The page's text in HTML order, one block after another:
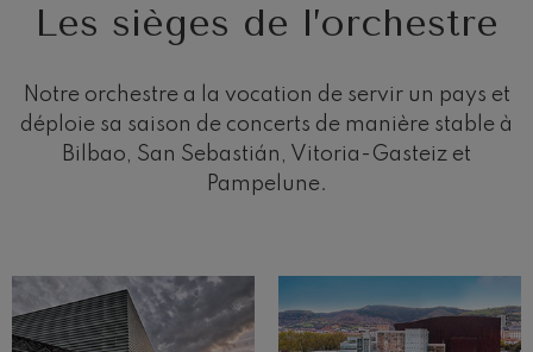
Les sièges de l’orchestre
Notre orchestre a la vocation de servir un pays et
déploie sa saison de concerts de manière stable à
Bilbao, San Sebastián, Vitoria-Gasteiz et
Pampelune.
nº4
Franz Schmidt
nocturne dans la forêt
Franz Schubert
Johannes Brahms: Symphonie
nº2
Johannes Brahms
Antonin Dvorak: Symphonie
pour piano nº1
Ludwig van Beethoven:
Symphonie nº2